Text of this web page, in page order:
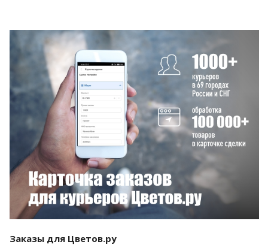
Смотреть проект
Заказы для Цветов.ру